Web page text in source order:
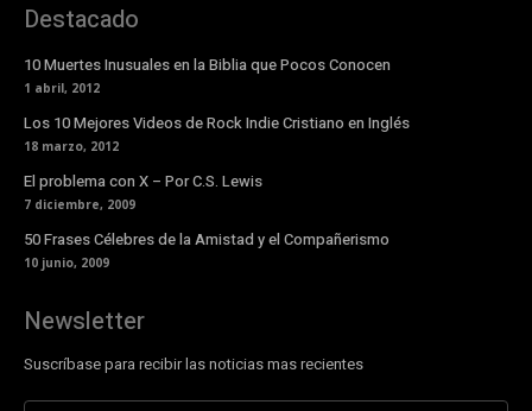
Destacado
10 Muertes Inusuales en la Biblia que Pocos Conocen
1 abril, 2012
Los 10 Mejores Videos de Rock Indie Cristiano en Inglés
18 marzo, 2012
El problema con X – Por C.S. Lewis
7 diciembre, 2009
50 Frases Célebres de la Amistad y el Compañerismo
10 junio, 2009
Newsletter
Suscríbase para recibir las noticias mas recientes